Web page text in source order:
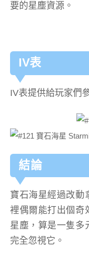
要的星塵資源。
IV表
IV表提供給玩家們
結論
寶石海星經過改動
裡偶爾能打出個奇
星塵，算是一隻多
完全忽視它。